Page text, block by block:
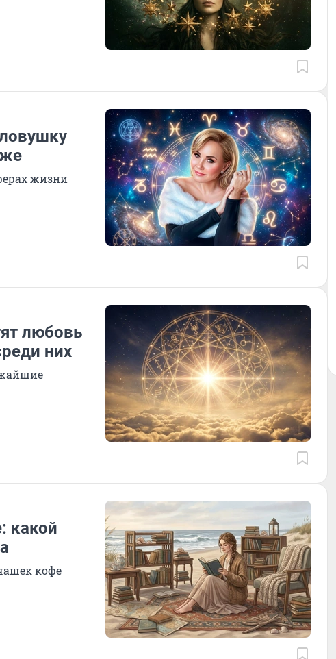
жизни
любовь
них
какой
кофе